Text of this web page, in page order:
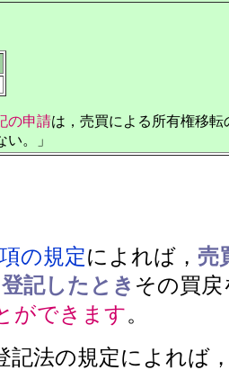
の申請は，売買による所有権移
。」
の規定によれば， 売
記したとき その買
ができます。
法の規定によれば